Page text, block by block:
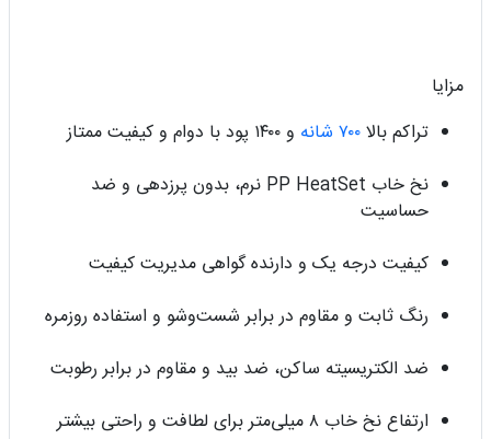
مزایا
تراکم بالا
و ۱۴۰۰ پود با دوام و کیفیت ممتاز
نخ خاب PP HeatSet نرم، بدون پرزدهی و ضد
حساسیت
کیفیت درجه یک و دارنده گواهی مدیریت کیفیت
رنگ ثابت و مقاوم در برابر شست‌وشو و استفاده روزمره
ضد الکتریسیته ساکن، ضد بید و مقاوم در برابر رطوبت
ارتفاع نخ خاب ۸ میلی‌متر برای لطافت و راحتی بیشتر